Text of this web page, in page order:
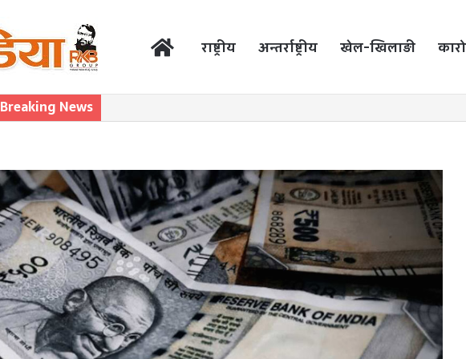
राष्ट्रीय अन्तर्राष्ट्रीय खेल-खिलाड़ी
Breaking News